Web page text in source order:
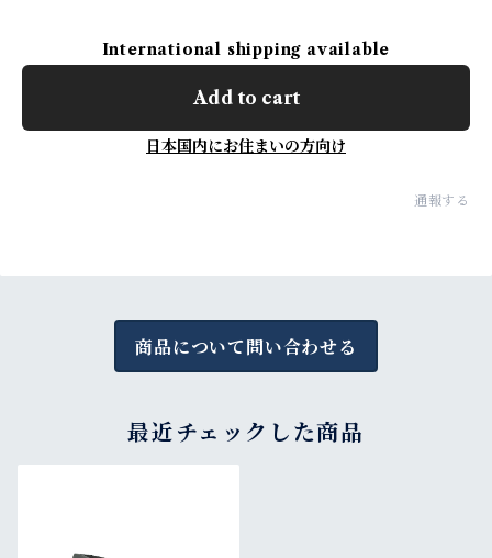
International shipping available
Add to cart
日本国内にお住まいの方向け
通報する
商品について問い合わせる
最近チェックした商品